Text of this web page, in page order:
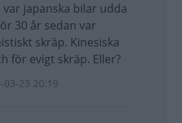
var japanska bilar udda
30 år sedan var
skräp. Kinesiska
för evigt skräp. Eller?
23 20:19